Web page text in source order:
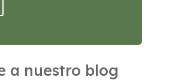
a nuestro blog